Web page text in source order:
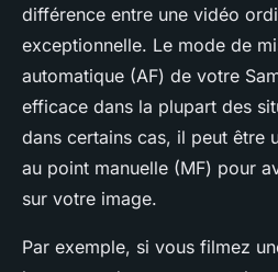
différence entre une vidéo
exceptionnelle. Le mode de
automatique (AF) de votre
efficace dans la plupart des
dans certains cas, il peut être
au point manuelle (MF) pour
sur votre image.
Par exemple, si vous filmez